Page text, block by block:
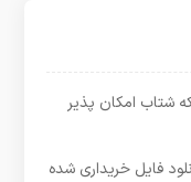
شتاب امکان پذیر
فایل خریداری شده